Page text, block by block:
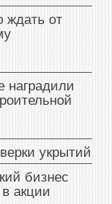
ждать от
наградили
укрытий
бизнес
акции